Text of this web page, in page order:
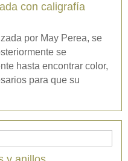
con caligrafía
por May Perea, se
se
hasta encontrar color,
para que su